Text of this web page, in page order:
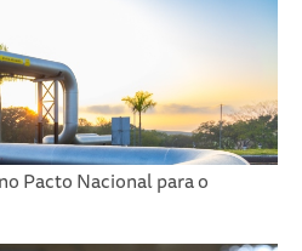
Pacto Nacional para o